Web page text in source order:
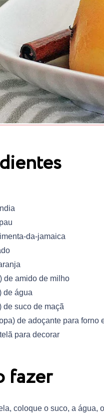
da-jamaica
de amido de milho
de água
de suco de maçã
de adoçante para forno
para decorar
fazer
coloque o suco, a água,